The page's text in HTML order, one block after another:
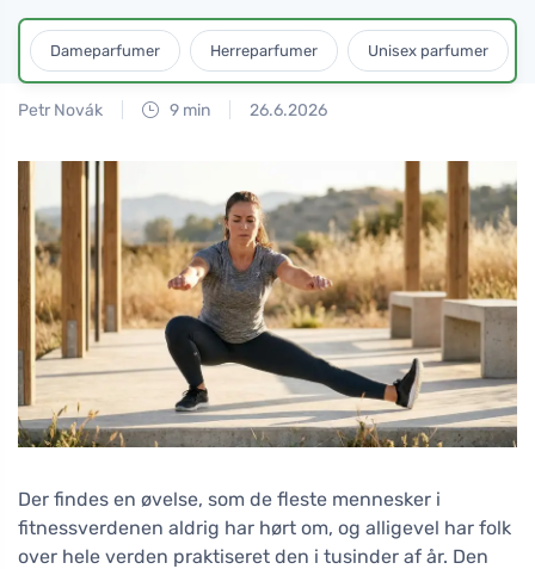
Dameparfumer Herreparfumer Unisex parfumer
Petr Novák 9 min 26.6.2026
Der findes en øvelse, som de fleste mennesker i
fitnessverdenen aldrig har hørt om, og alligevel har folk
over hele verden praktiseret den i tusinder af år. Den